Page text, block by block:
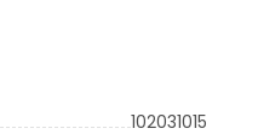
102031015